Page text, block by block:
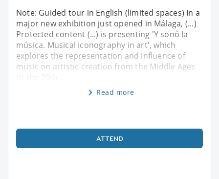
Note: Guided tour in English (limited spaces) In a
major new exhibition just opened in Málaga, (...)
Protected content (...) is presenting 'Y sonó la
música. Musical iconography in art', which
explores the representation and influence of
music on artistic creation from the Middle Ages
Read more
ATTEND